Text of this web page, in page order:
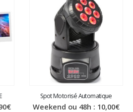
: 18 ANS.
€
Spot Motorisé Automatique
Weekend ou 48h : 10,00€